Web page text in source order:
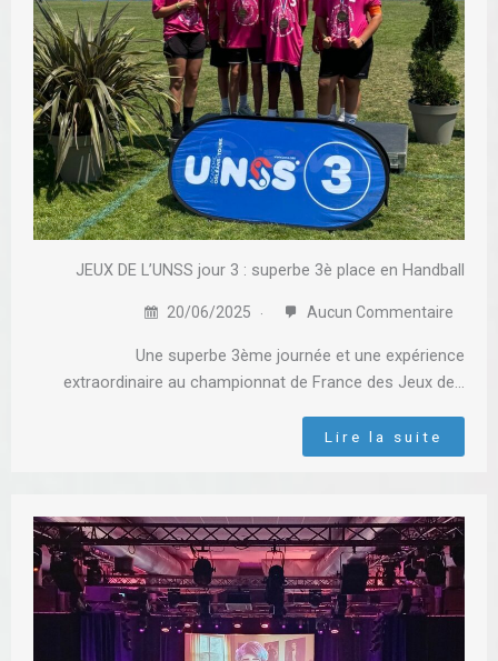
JEUX DE L’UNSS jour 3 : superbe 3è place en Handball
20/06/2025 Aucun Commentaire
Une superbe 3ème journée et une expérience
extraordinaire au championnat de France des Jeux de…
Lire la suite